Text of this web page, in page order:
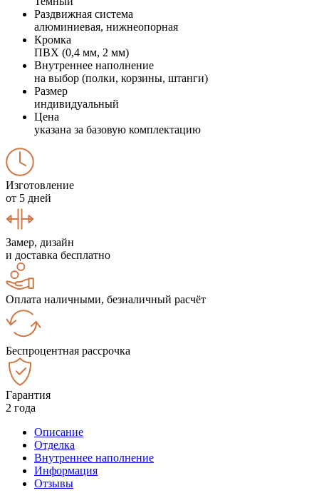
Раздвижная система
алюминиевая, нижнеопорная
Кромка
ПВХ (0,4 мм, 2 мм)
Внутреннее наполнение
на выбор (полки, корзины, штанги)
Размер
индивидуальный
Цена
указана за базовую комплектацию
Изготовление
от 5 дней
Замер, дизайн
и доставка бесплатно
Оплата наличными, безналичный расчёт
Беспроцентная рассрочка
Гарантия
2 года
Описание
Отделка
Внутреннее наполнение
Информация
Отзывы